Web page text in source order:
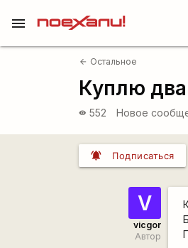
menu
arrow_back Остальное
Куплю
visibility 552 Новое
notifications_active Подписаться
V
vicgor
Автор